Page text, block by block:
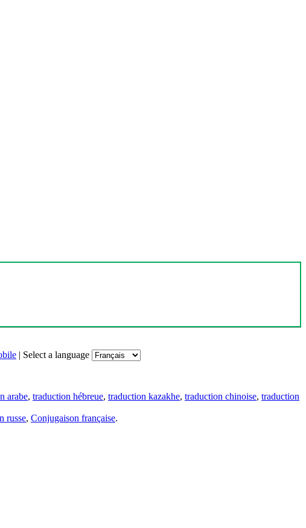
| Select a language
arabe, traduction hébreue, traduction kazakhe, traduction chinoise, traduction
russe, Conjugaison française.